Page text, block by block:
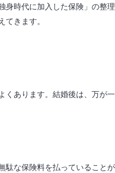
時代に加入した保険」の整
きます。
あります。結婚後は、万が
な保険料を払っていること